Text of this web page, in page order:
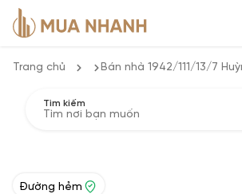
Trang chủ Bán nhà 1942/111/13/7
Tìm kiếm
Đường hẻm